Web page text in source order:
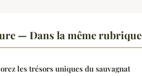
— Dans la même rubrique
les trésors uniques du sauvagnat